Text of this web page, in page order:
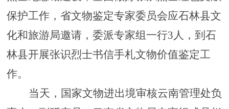
保护工作， 省文物鉴定专家委员会应石林县文
化和旅游局邀请， 委派专家组一行3人， 到石
林县开展张识烈士书信手札文物价值鉴定工
作。
当天， 国家文物进出境审核云南管理处负